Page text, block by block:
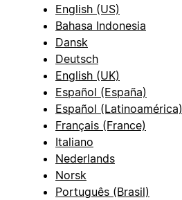
English (US)
Bahasa Indonesia
Dansk
Deutsch
English (UK)
Español (España)
Español (Latinoamérica)
Français (France)
Italiano
Nederlands
Norsk
Português (Brasil)